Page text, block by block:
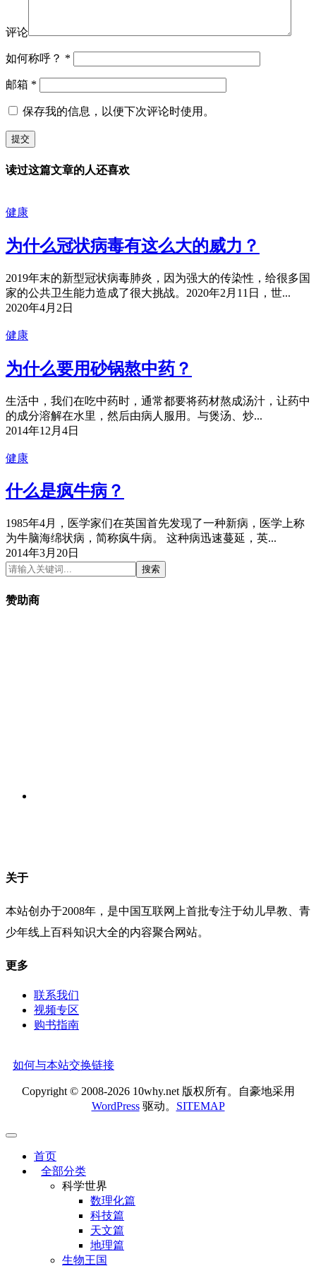
评论
如何称呼？ *
邮箱 *
保存我的信息，以便下次评论时使用。
读过这篇文章的人还喜欢
健康
为什么冠状病毒有这么大的威力？
2019年末的新型冠状病毒肺炎，因为强大的传染性，给很多国
家的公共卫生能力造成了很大挑战。2020年2月11日，世...
2020年4月2日
健康
为什么要用砂锅熬中药？
生活中，我们在吃中药时，通常都要将药材熬成汤汁，让药中
的成分溶解在水里，然后由病人服用。与煲汤、炒...
2014年12月4日
健康
什么是疯牛病？
1985年4月，医学家们在英国首先发现了一种新病，医学上称
为牛脑海绵状病，简称疯牛病。 这种病迅速蔓延，英...
2014年3月20日
搜索
赞助商
关于
本站创办于2008年，是中国互联网上首批专注于幼儿早教、青
少年线上百科知识大全的内容聚合网站。
更多
联系我们
视频专区
购书指南
如何与本站交换链接
Copyright © 2008-2026 10why.net 版权所有。自豪地采用
WordPress驱动。 SITEMAP
首页
全部分类
科学世界
数理化篇
科技篇
天文篇
地理篇
生物王国